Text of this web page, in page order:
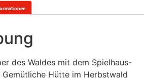
des Waldes mit dem Spielhaus-
Gemütliche Hütte im Herbstwald